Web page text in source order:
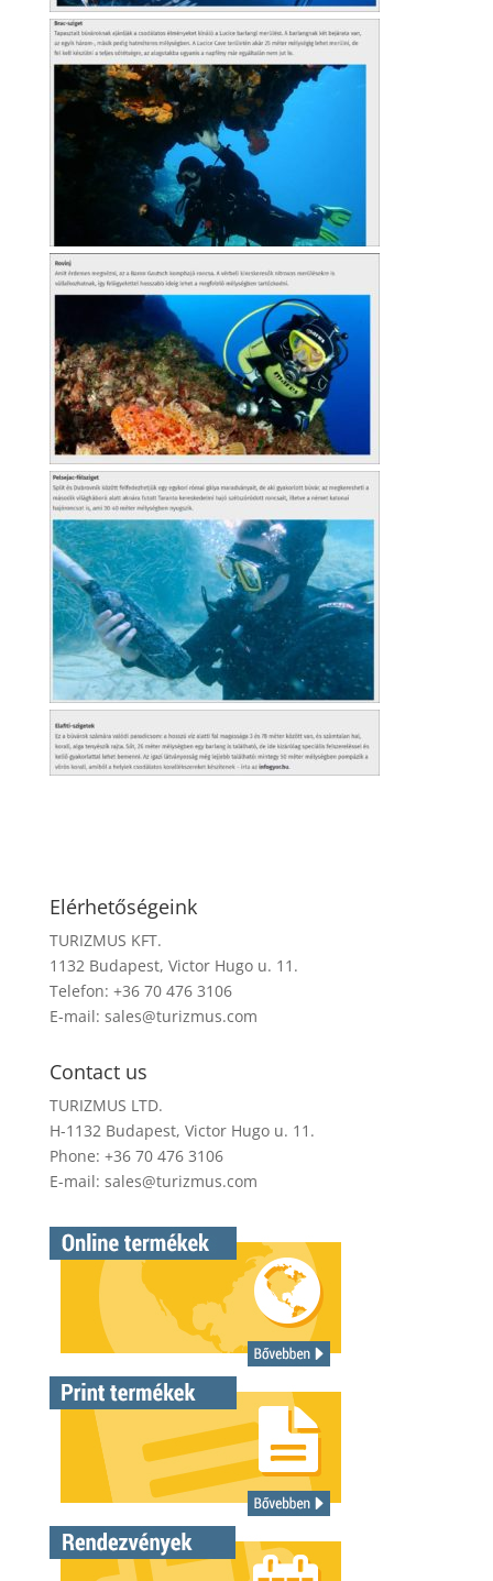
Elérhetőségeink
TURIZMUS KFT.
1132 Budapest, Victor Hugo u. 11.
Telefon: +36 70 476 3106
E-mail: sales@turizmus.com
Contact us
TURIZMUS LTD.
H-1132 Budapest, Victor Hugo u. 11.
Phone: +36 70 476 3106
E-mail: sales@turizmus.com